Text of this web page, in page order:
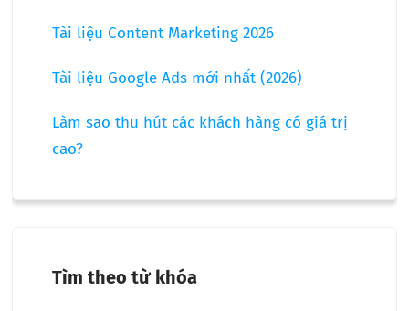
Tài liệu Content Marketing 2026
Tài liệu Google Ads mới nhất (2026)
Làm sao thu hút các khách hàng có giá trị
cao?
Tìm theo từ khóa